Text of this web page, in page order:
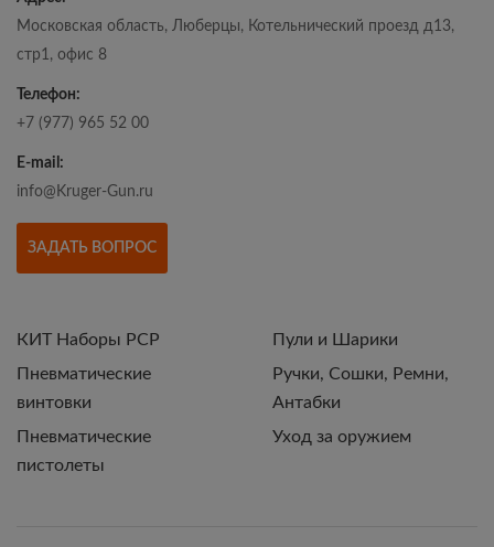
Московская область, Люберцы, Котельнический проезд д13,
стр1, офис 8
Телефон:
+7 (977) 965 52 00
E-mail:
info@Kruger-Gun.ru
ЗАДАТЬ ВОПРОС
КИТ Наборы РСР
Пневматические
винтовки
Пневматические
пистолеты
Пули и Шарики
Ручки, Сошки, Ремни,
Антабки
Уход за оружием